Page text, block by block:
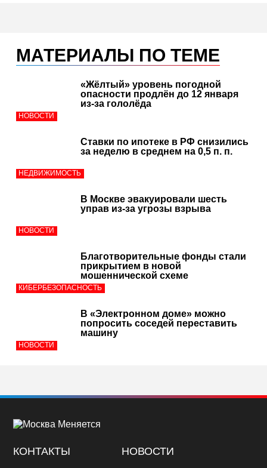
МАТЕРИАЛЫ ПО ТЕМЕ
НОВОСТИ
«Жёлтый» уровень погодной
опасности продлён до 12 января
из-за гололёда
НЕДВИЖИМОСТЬ
Ставки по ипотеке в РФ снизились
за неделю в среднем на 0,5 п. п.
НОВОСТИ
В Москве эвакуировали шесть
управ из-за угрозы взрыва
КИБЕРБЕЗОПАСНОСТЬ
Благотворительные фонды стали
прикрытием в новой
мошеннической схеме
НОВОСТИ
В «Электронном доме» можно
попросить соседей переставить
машину
КОНТАКТЫ
НОВОСТИ